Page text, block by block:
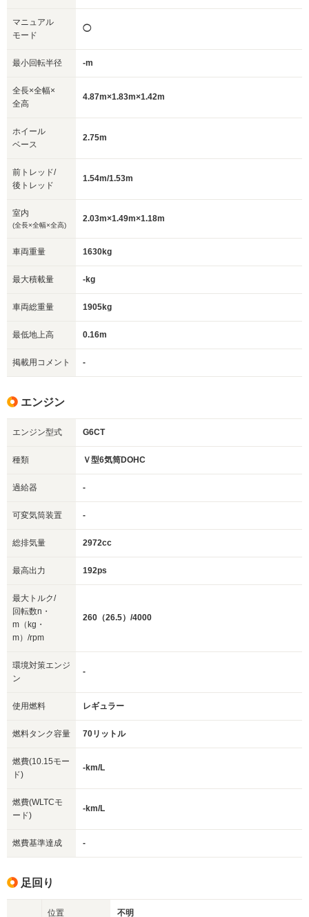
マニュアル
モード
◯
最小回転半径 -m
全長×全幅×
全高
4.87m×1.83m×1.42m
ホイール
ベース
2.75m
前トレッド/
後トレッド
1.54m/1.53m
室内
(全長×全幅×全高)
2.03m×1.49m×1.18m
車両重量 1630kg
最大積載量 -kg
車両総重量 1905kg
最低地上高 0.16m
掲載用コメント -
エンジン
エンジン型式 G6CT
種類 Ｖ型6気筒DOHC
過給器 -
可変気筒装置 -
総排気量 2972cc
最高出力 192ps
最大トルク/
回転数n・
m（kg・
m）/rpm
260（26.5）/4000
環境対策エンジ
ン
-
使用燃料 レギュラー
燃料タンク容量 70リットル
燃費(10.15モー
ド)
-km/L
燃費(WLTCモ
ード)
-km/L
燃費基準達成 -
足回り
位置 不明